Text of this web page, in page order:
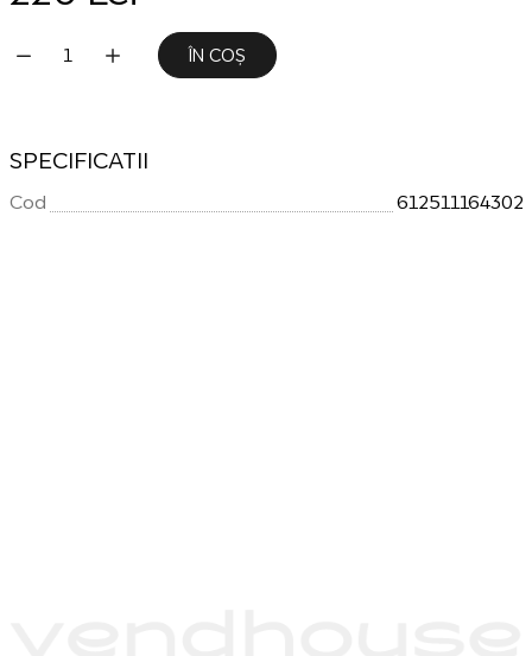
ÎN COȘ
SPECIFICATII
Cod 612511164302